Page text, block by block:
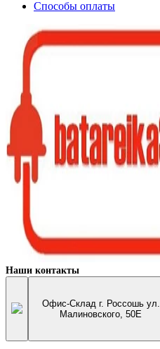
Способы оплаты
Наши контакты
Офис-Склад г. Россошь ул.
Малиновского, 50Е